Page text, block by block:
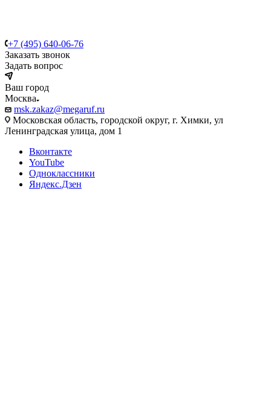
+7 (495) 640-06-76
Заказать звонок
Задать вопрос
Ваш город
Москва
msk.zakaz@megaruf.ru
Московская область, городской округ, г. Химки, ул
Ленинградская улица, дом 1
Вконтакте
YouTube
Одноклассники
Яндекс.Дзен